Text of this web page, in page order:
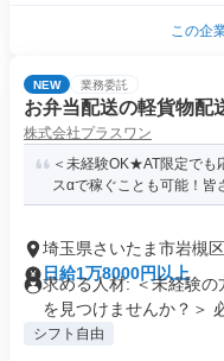
この企
NEW 業務委託
お弁当配送の軽貨物配
株式会社プラスワン
＜未経験OK★AT限定でも
スαで稼ぐことも可能！皆
埼玉県さいたま市岩槻
日給1万8000円以上
求める人材: ＜未経験
を見つけませんか？＞
シフト自由